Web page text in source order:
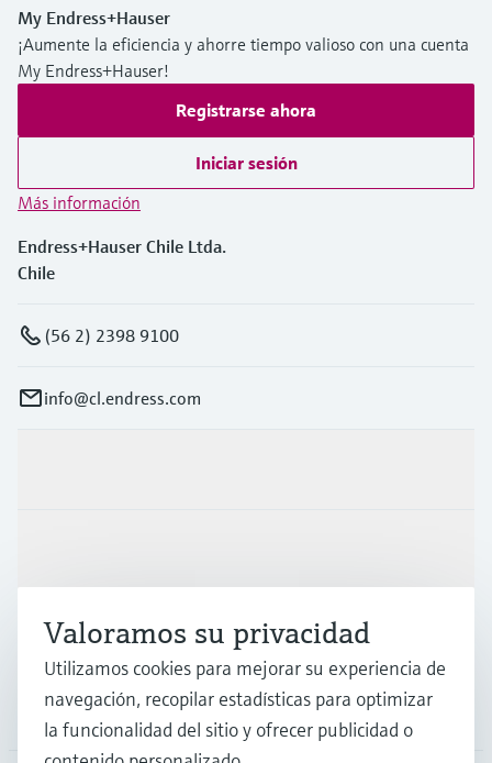
My Endress+Hauser
¡Aumente la eficiencia y ahorre tiempo valioso con una cuenta
My Endress+Hauser!
Registrarse ahora
Iniciar sesión
Más información
Endress+Hauser Chile Ltda.
Chile
(56 2) 2398 9100
info@cl.endress.com
Soporte
Compañía
Valoramos su privacidad
Utilizamos cookies para mejorar su experiencia de
navegación, recopilar estadísticas para optimizar
la funcionalidad del sitio y ofrecer publicidad o